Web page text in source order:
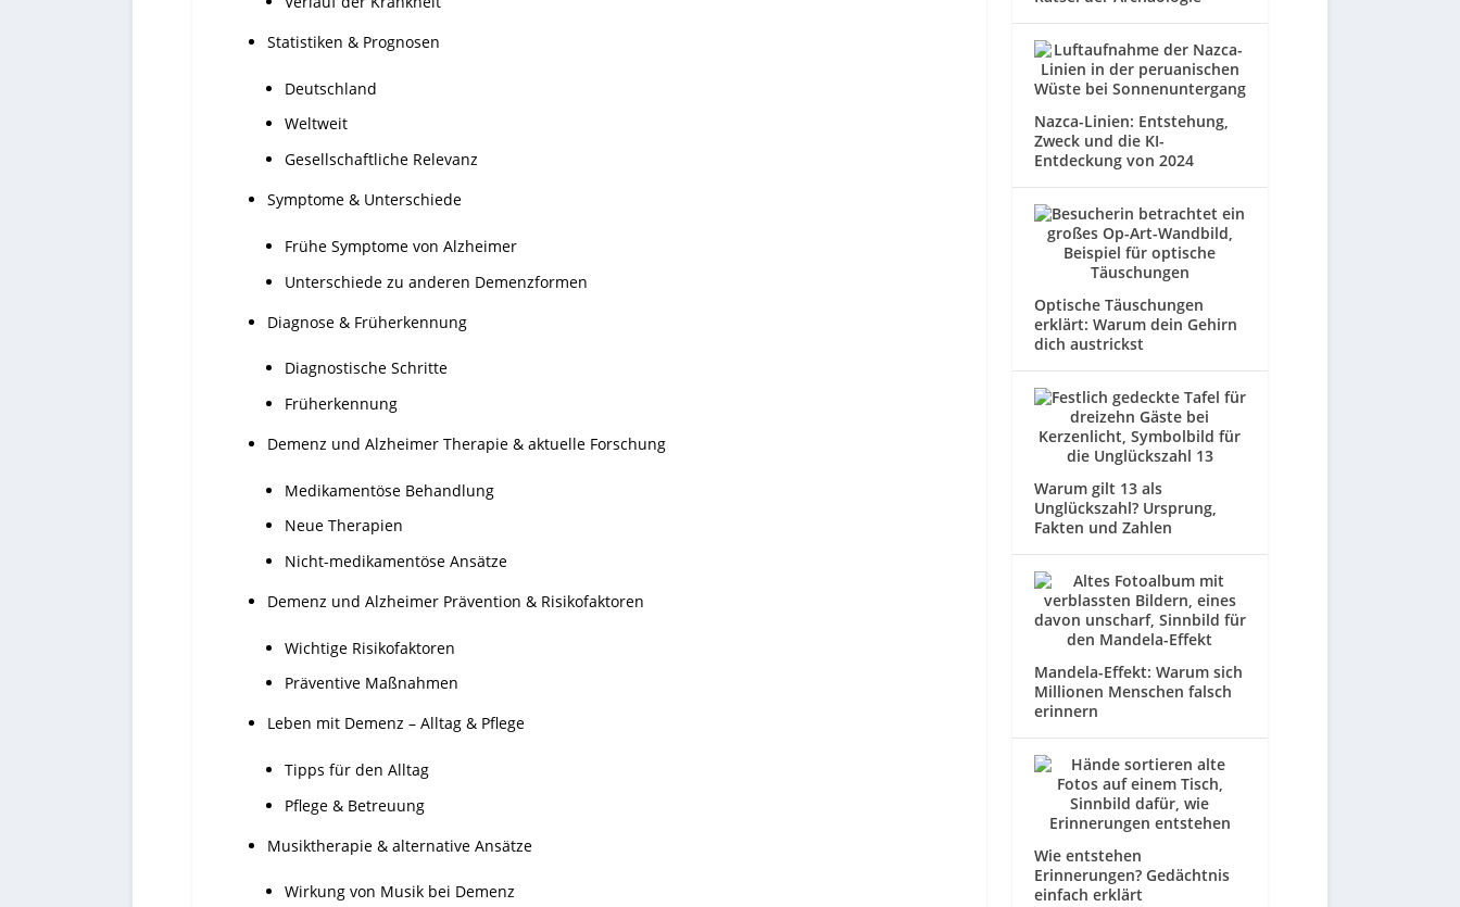
Statistiken & Prognosen
Deutschland
Weltweit
Gesellschaftliche Relevanz
Symptome & Unterschiede
Frühe Symptome von Alzheimer
Unterschiede zu anderen Demenzformen
Diagnose & Früherkennung
Diagnostische Schritte
Früherkennung
Demenz und Alzheimer Therapie & aktuelle Forschung
Medikamentöse Behandlung
Neue Therapien
Nicht-medikamentöse Ansätze
Demenz und Alzheimer Prävention & Risikofaktoren
Wichtige Risikofaktoren
Präventive Maßnahmen
Leben mit Demenz – Alltag & Pflege
Tipps für den Alltag
Pflege & Betreuung
Musiktherapie & alternative Ansätze
Wirkung von Musik bei Demenz
Nazca-Linien: Entstehung,
Zweck und die KI-
Entdeckung von 2024
Optische Täuschungen
erklärt: Warum dein Gehirn
dich austrickst
Warum gilt 13 als
Unglückszahl? Ursprung,
Fakten und Zahlen
Mandela-Effekt: Warum sich
Millionen Menschen falsch
erinnern
Wie entstehen
Erinnerungen? Gedächtnis
einfach erklärt